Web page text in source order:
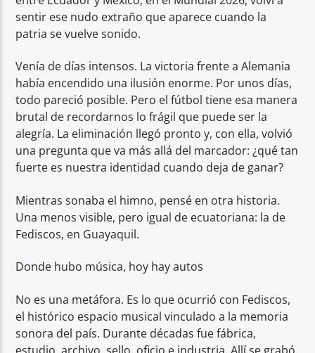
sentir ese nudo extraño que aparece cuando la
patria se vuelve sonido.
Venía de días intensos. La victoria frente a Alemania
había encendido una ilusión enorme. Por unos días,
todo pareció posible. Pero el fútbol tiene esa manera
brutal de recordarnos lo frágil que puede ser la
alegría. La eliminación llegó pronto y, con ella, volvió
una pregunta que va más allá del marcador: ¿qué tan
fuerte es nuestra identidad cuando deja de ganar?
Mientras sonaba el himno, pensé en otra historia.
Una menos visible, pero igual de ecuatoriana: la de
Fediscos, en Guayaquil.
Donde hubo música, hoy hay autos
No es una metáfora. Es lo que ocurrió con Fediscos,
el histórico espacio musical vinculado a la memoria
sonora del país. Durante décadas fue fábrica,
estudio, archivo, sello, oficio e industria. Allí se grabó